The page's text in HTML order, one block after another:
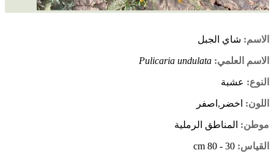
الاسم: شاي الجبل
الاسم العلمي: Pulicaria undulata
النوع: عشبة
اللون: اخضر,اصفر
موطن: المناطق الرملية
القياس: